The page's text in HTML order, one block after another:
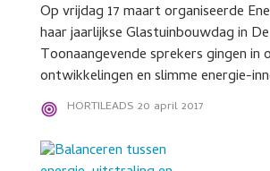
Op vrijdag 17 maart organiseerde
haar jaarlijkse Glastuinbouwdag in
Toonaangevende sprekers gingen in
ontwikkelingen en slimme energie-
HORTILEADS 20 april 2017